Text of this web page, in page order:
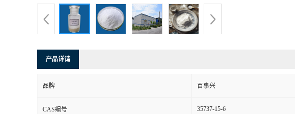
产品详请
品牌 百事兴
CAS编号 35737-15-6